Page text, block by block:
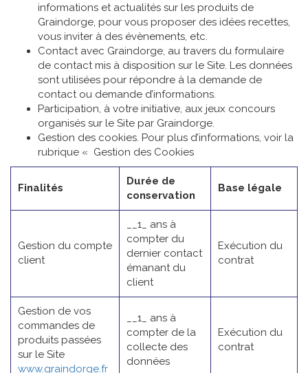
informations et actualités sur les produits de
Graindorge, pour vous proposer des idées recettes,
vous inviter à des évènements, etc.
Contact avec Graindorge, au travers du formulaire
de contact mis à disposition sur le Site. Les données
sont utilisées pour répondre à la demande de
contact ou demande d’informations.
Participation, à votre initiative, aux jeux concours
organisés sur le Site par Graindorge.
Gestion des cookies. Pour plus d’informations, voir la
rubrique « Gestion des Cookies
Finalités
Durée de
conservation
Base légale
Gestion du compte
client
__1_ ans à
compter du
dernier contact
émanant du
client
Exécution du
contrat
Gestion de vos
commandes de
produits passées
sur le Site
www.graindorge.fr
__1_ ans à
compter de la
collecte des
données
Exécution du
contrat